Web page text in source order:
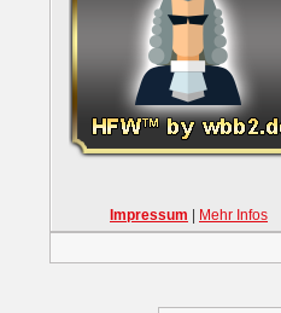
Impressum Mehr Infos